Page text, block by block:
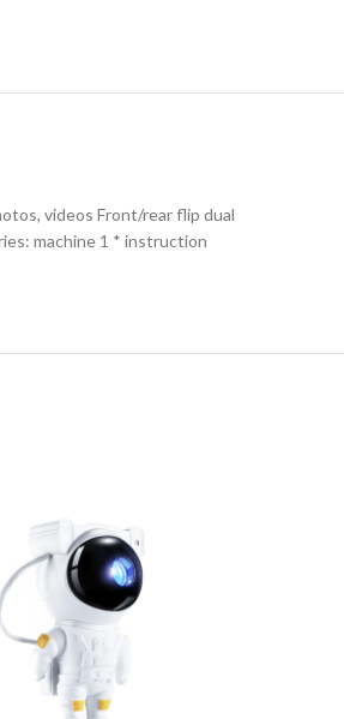
videos Front/rear flip dual
machine 1 * instruction